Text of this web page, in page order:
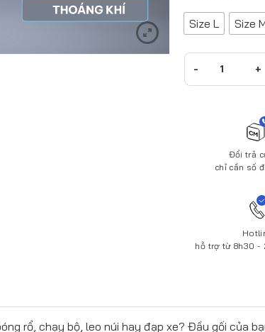
Size L Size
Đổi trả
chỉ cần số
hỗ trợ từ 8h30 -
rổ, chạy bộ, leo núi hay đạp xe? Đầu gối của